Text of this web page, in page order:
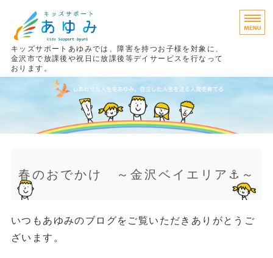
キッズサポートあゆみでは、障害を持つお子様を対象に、
金沢市で放課後や祝日に放課後等デイサービスを行なって
おります。
あゆみの考え方
ご利用料金
施設案内
春のおでかけ ～金沢ベイエリア⚓～
いつもあゆみのブログをご覧いただきありがとうご
ざいます。